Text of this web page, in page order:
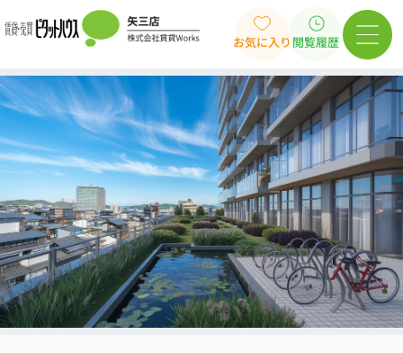
お気に入り 閲覧履歴